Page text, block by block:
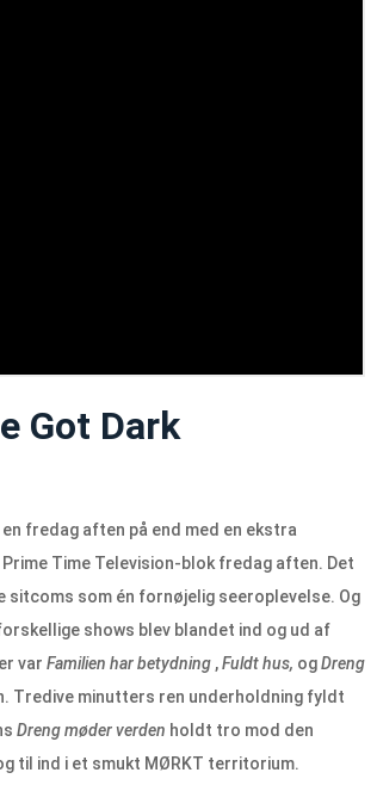
Got Dark
fredag ​​aften på end med en ekstra
Time Television-blok fredag ​​aften. Det
som én fornøjelig seeroplevelse. Og
shows blev blandet ind og ud af
var Familien har betydning ,Fuldt hus, ogDreng
Tredive minutters ren underholdning fyldt
Dreng møder verden holdt tro mod den
til ind i et smukt MØRKT territorium.